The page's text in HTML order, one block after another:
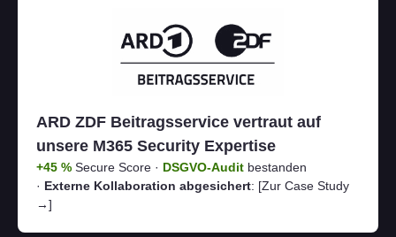
ARD ZDF Beitragsservice vertraut auf
unsere M365 Security Expertise
+45 % Secure Score · DSGVO-Audit bestanden
· Externe Kollaboration abgesichert: [Zur Case Study
→]